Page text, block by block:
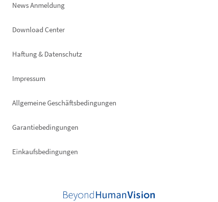
News Anmeldung
Footer
Download Center
Haftung & Datenschutz
Impressum
Allgemeine Geschäftsbedingungen
Garantiebedingungen
Einkaufsbedingungen